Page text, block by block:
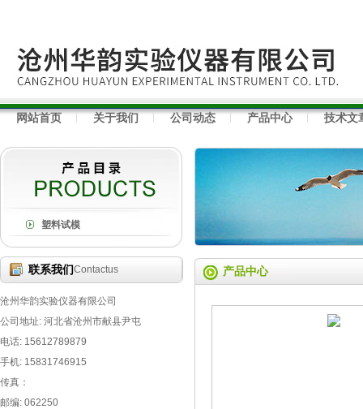
网站首页 关于我们 公司动态 产品中心 技术文
塑料试模
联系我们Contactus
沧州华韵实验仪器有限公司
公司地址: 河北省沧州市献县尹屯
电话: 15612789879
手机: 15831746915
传真：
邮编: 062250
产品中心